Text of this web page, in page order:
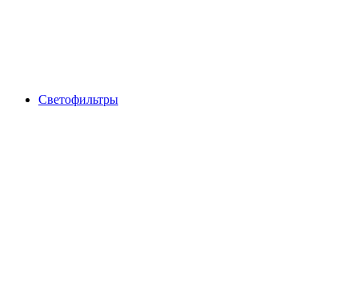
Светофильтры